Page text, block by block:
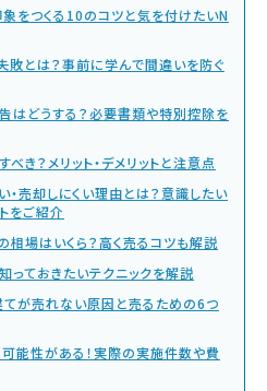
をつくる10のコツと気を付けたいN
敗とは？事前に学んで間違いを防ぐ
はどうする？必要書類や特別控除を
き？メリット・デメリットと注意点
売却しにくい理由とは？意識したい
をご紹介
相場はいくら？高く売るコツも解説
ておきたいテクニックを解説
が売れない原因と売るための6つ
能性がある！実際の実施件数や費